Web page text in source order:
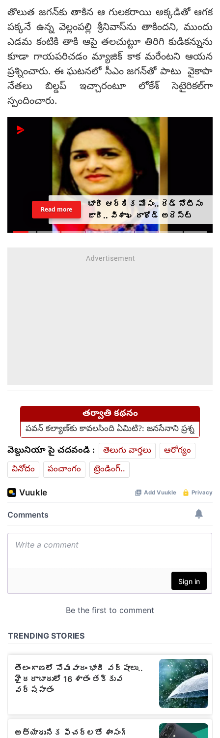
తొలుత జగన్‌కు తాకిన ఆ గులకరాయి అక్కడితో ఆగక
పక్కనే ఉన్న వెల్లంపల్లి శ్రీనివాస్‌ను తాకిందని, ముందు
ఎడమ కంటికి తాకి ఆపై తలచుట్టూ తిరిగి కుడికన్నును
కూడా గాయపరిచడం మ్యాజిక్ కాక మరేంటని ఆయన
ప్రశ్నించారు. ఈ ఘటనలో సీఎం జగన్‌తో పాటు వైకాపా
నేతలు బిల్డప్ ఇచ్చారంటూ లోకేశ్ సెటైరికల్‌గా
స్పందించారు.
భారీ ఆర్థిక మోసం.. రెడ్ నోటీసు
జారీ.. విశాఖ రాథోడ్‌‌ అరెస్ట్
Read more
తర్వాతి కథనం
పవన్ కల్యాణ్‌కు కావలసింది ఏమిటి?: జనసేనాని ప్రశ్న
వెబ్దునియా పై చదవండి : తెలుగు వార్తలు
ఆరోగ్యం
వినోదం
పంచాంగం ట్రెండింగ్..